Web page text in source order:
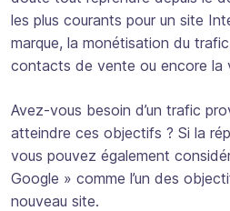
les plus courants pour un site
marque, la monétisation du
contacts de vente ou encore la
Avez-vous besoin d’un trafic
atteindre ces objectifs ? Si la
vous pouvez également
Google » comme l’un des
nouveau site.